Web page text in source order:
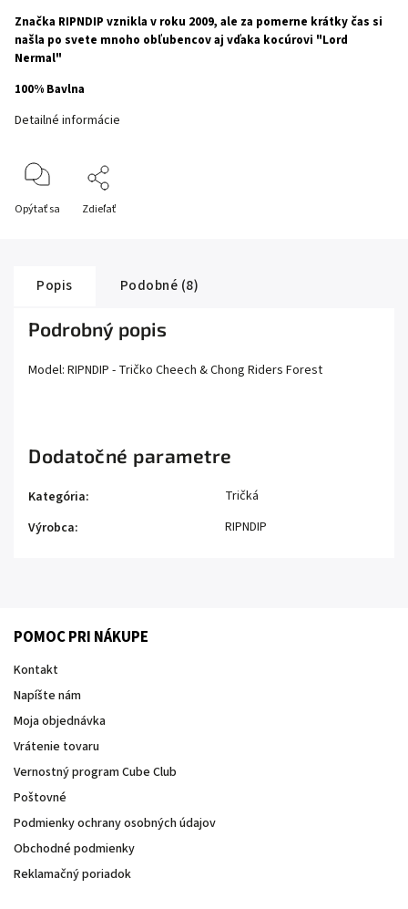
Značka RIPNDIP vznikla v roku 2009, ale za pomerne krátky čas si
našla po svete mnoho obľubencov aj vďaka kocúrovi "Lord
Nermal"
100% Bavlna
Detailné informácie
Opýtať sa Zdieľať
Popis Podobné (8)
Podrobný popis
Model: RIPNDIP - Tričko Cheech & Chong Riders Forest
Dodatočné parametre
Kategória:
Tričká
Výrobca: RIPNDIP
POMOC PRI NÁKUPE
Kontakt
Napíšte nám
Moja objednávka
Vrátenie tovaru
Vernostný program Cube Club
Poštovné
Podmienky ochrany osobných údajov
Obchodné podmienky
Reklamačný poriadok